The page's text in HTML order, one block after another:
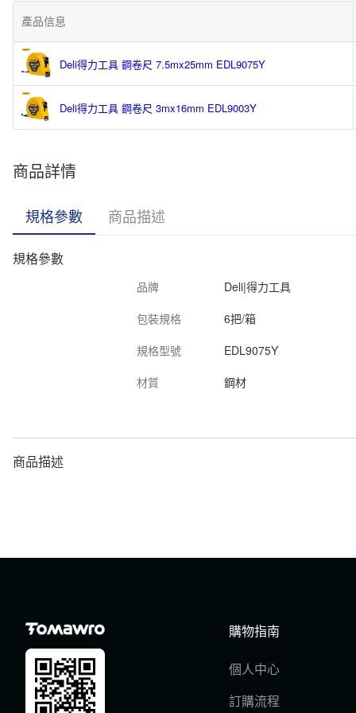
產品信息
Deli得力工具 鋼卷尺 7.5mx25mm EDL9075Y
Deli得力工具 鋼卷尺 3mx16mm EDL9003Y
商品詳情
規格參數 商品描述
規格參數
品牌
Deli|得力工具
包裝規格
6把/箱
規格型號
EDL9075Y
材質
鋼材
商品描述
購物指南
個人中心
訂購流程